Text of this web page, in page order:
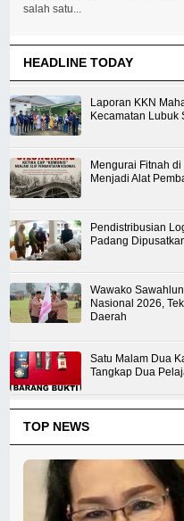
salah satu...
HEADLINE TODAY
Laporan KKN
Kecamatan Lubuk
Mengurai Fitnah
Menjadi Alat
Pendistribusian
Padang
Wawako
Nasional 2026,
Daerah
Satu Malam Dua
Tangkap Dua
TOP NEWS